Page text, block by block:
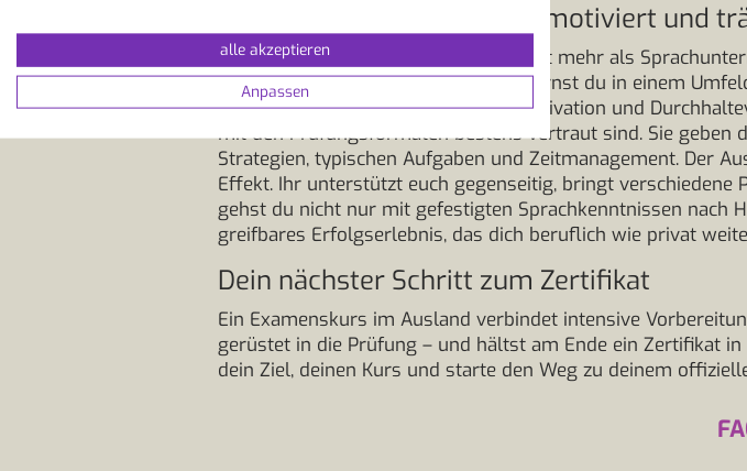
Prüfungsvorbereitung, die motiviert und
Ein Examenskurs im Ausland bedeutet mehr als
Ablenkungen durch Alltag oder Job lernst du in einem
Prüfung. Das sorgt für zusätzliche Motivation und
mit den Prüfungsformaten bestens vertraut sind. Sie
Strategien, typischen Aufgaben und Zeitmanagement. Der
Effekt. Ihr unterstützt euch gegenseitig, bringt
gehst du nicht nur mit gefestigten Sprachkenntnissen nach
greifbares Erfolgserlebnis, das dich beruflich wie privat
Dein nächster Schritt zum Zertifikat
Ein Examenskurs im Ausland verbindet intensive
gerüstet in die Prüfung – und hältst am Ende ein Zertifikat
dein Ziel, deinen Kurs und starte den Weg zu deinem
alle akzeptieren
Anpassen